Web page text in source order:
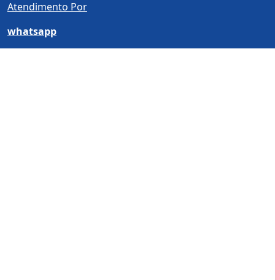
Atendimento Por
whatsapp